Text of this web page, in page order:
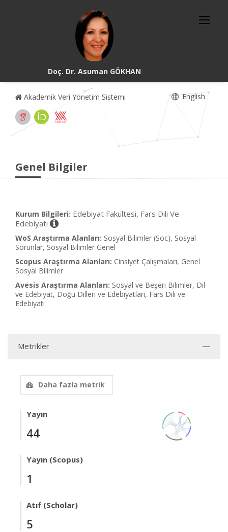
Doç. Dr. Asuman GÖKHAN
Akademik Veri Yönetim Sistemi English
Genel Bilgiler
Kurum Bilgileri: Edebiyat Fakültesi, Fars Dili Ve
Edebiyatı
WoS Araştırma Alanları: Sosyal Bilimler (Soc), Sosyal
Sorunlar, Sosyal Bilimler Genel
Scopus Araştırma Alanları: Cinsiyet Çalışmaları, Genel
Sosyal Bilimler
Avesis Araştırma Alanları: Sosyal ve Beşeri Bilimler, Dil
ve Edebiyat, Doğu Dilleri ve Edebiyatları, Fars Dili ve
Edebiyatı
Metrikler
Daha fazla metrik
Yayın
44
Yayın (Scopus)
1
Atıf (Scholar)
5